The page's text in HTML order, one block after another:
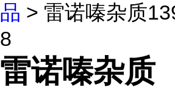
品 > 雷诺嗪杂质
8
雷诺嗪杂质